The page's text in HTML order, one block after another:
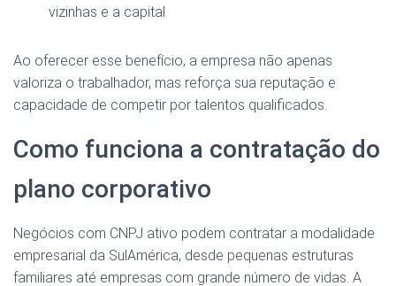
vizinhas e a capital
Ao oferecer esse benefício, a empresa não apenas
valoriza o trabalhador, mas reforça sua reputação e
capacidade de competir por talentos qualificados.
Como funciona a contratação do
plano corporativo
Negócios com CNPJ ativo podem contratar a modalidade
empresarial da SulAmérica, desde pequenas estruturas
familiares até empresas com grande número de vidas. A